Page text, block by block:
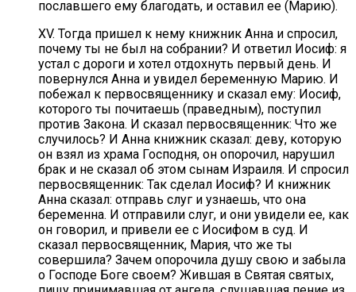
пославшего ему благодать, и оставил ее (Марию).
XV. Тогда пришел к нему книжник Анна и спросил,
почему ты не был на собрании? И ответил Иосиф: я
устал с дороги и хотел отдохнуть первый день. И
повернулся Анна и увидел беременную Марию. И
побежал к первосвященнику и сказал ему: Иосиф,
которого ты почитаешь (праведным), поступил
против Закона. И сказал первосвященник: Что же
случилось? И Анна книжник сказал: деву, которую
он взял из храма Господня, он опорочил, нарушил
брак и не сказал об этом сынам Израиля. И спросил
первосвященник: Так сделал Иосиф? И книжник
Анна сказал: отправь слуг и узнаешь, что она
беременна. И отправили слуг, и они увидели ее, как
он говорил, и привели ее с Иосифом в суд. И
сказал первосвященник, Мария, что же ты
совершила? Зачем опорочила душу свою и забыла
о Господе Боге своем? Жившая в Святая святых,